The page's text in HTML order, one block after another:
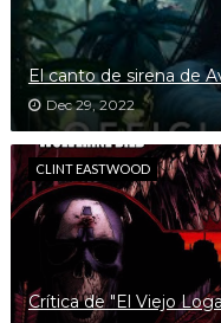
El canto de sirena de
Dec 29, 2022
CLINT EASTWOOD
Crítica de "El Viejo